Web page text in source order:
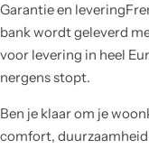
Garantie en
bank wordt geleverd
voor levering in heel
nergens stopt.
Ben je klaar om je
comfort,